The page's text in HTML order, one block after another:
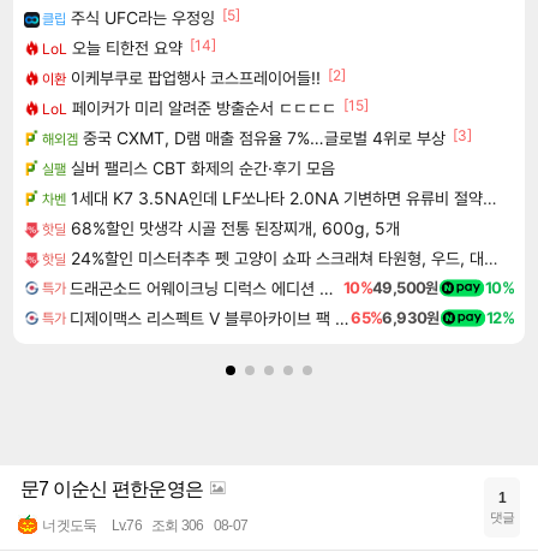
클립 주식 UFC라는 우정잉 [5]
LoL 오늘 티한전 요약 [14]
이환 이케부쿠로 팝업행사 코스프레이어들!! [2]
LoL 페이커가 미리 알려준 방출순서 ㄷㄷㄷㄷ
[15]
해외겜 중국 CXMT, D램 매출 점유율 7%…글로벌 4위로 부상 [3]
실팰 실버 팰리스 CBT 화제의 순간·후기 모음
차벤 1세대 K7 3.5NA인데 LF쏘나타 2.0NA 기변하면 유류비 절약이 얼마나 될까요..?
핫딜 68%할인 맛생각 시골 전통 된장찌개, 600g, 5개
핫딜 24%할인 미스터추추 펫 고양이 쇼파 스크래쳐 타원형, 우드, 대형, 1개
특가 드래곤소드 어웨이크닝 디럭스 에디션 DragonSword Awakening Deluxe Edition 10%49,500원 10%
특가 디제이맥스 리스펙트 V 블루아카이브 팩 DJMAX RESPECT V Blue Archive Pack DLC65%6,930원 12%
문7 이순신 편한운영은
너겟도둑 Lv.76 조회 306 08-07
1
댓글